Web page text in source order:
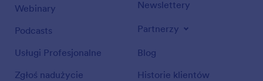
Webinary
Podcasts
Usługi Profesjonalne
Zgłoś nadużycie
Newslettery
Partnerzy
Blog
Historie klientów